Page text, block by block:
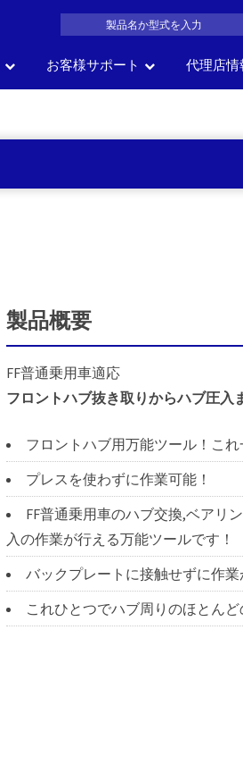
車のサイズ 一覧から
お客様サポート 代理店情
製品概要
FF普通乗用車適応
フロントハブ抜き取りからハブ圧入
フロントハブ用万能ツール！こ
プレスを使わずに作業可能！
FF普通乗用車のハブ交換,ベアリ
入の作業が行える万能ツールです！
バックプレートに接触せずに作業
これひとつでハブ周りのほとんど